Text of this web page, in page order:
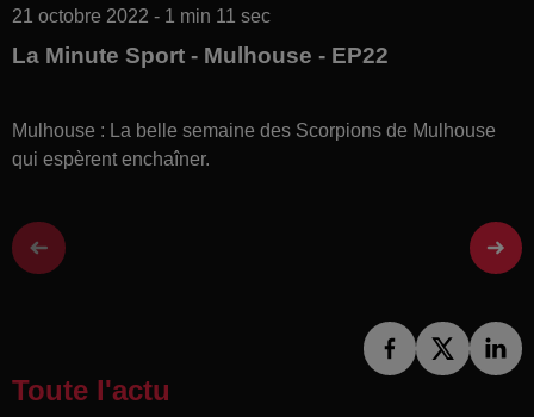
21 octobre 2022 - 1 min 11 sec
La Minute Sport - Mulhouse - EP22
Mulhouse : La belle semaine des Scorpions de Mulhouse
qui espèrent enchaîner.
Toute l'actu